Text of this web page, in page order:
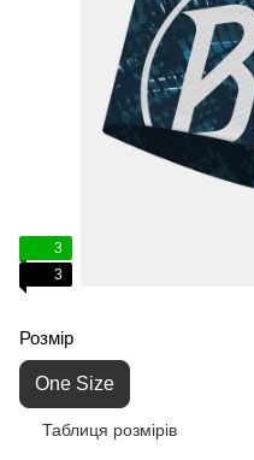
3
3
Розмір
One Size
Таблиця розмірів